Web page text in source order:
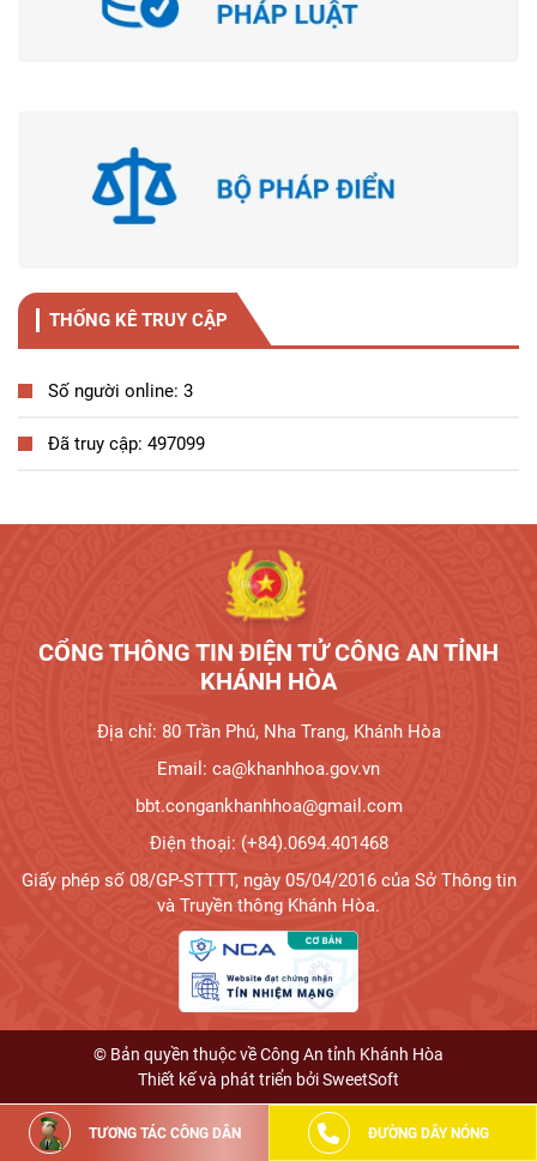
THỐNG KÊ TRUY CẬP
Số người online: 3
Đã truy cập: 497099
CỔNG THÔNG TIN ĐIỆN TỬ CÔNG AN TỈNH
KHÁNH HÒA
Địa chỉ: 80 Trần Phú, Nha Trang, Khánh Hòa
Email: ca@khanhhoa.gov.vn
bbt.congankhanhhoa@gmail.com
Điện thoại: (+84).0694.401468
Giấy phép số 08/GP-STTTT, ngày 05/04/2016 của Sở Thông tin
và Truyền thông Khánh Hòa.
TƯƠNG TÁC CÔNG DÂN ĐƯỜNG DÂY NÓNG
© Bản quyền thuộc về Công An tỉnh Khánh Hòa
Thiết kế và phát triển bởiSweetSoft
Đã kết nối EMC